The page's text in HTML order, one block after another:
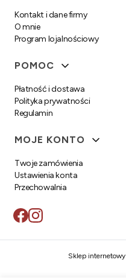
Kontakt i dane firmy
O mnie
Program lojalnościowy
POMOC
Płatność i dostawa
Polityka prywatności
Regulamin
MOJE KONTO
Twoje zamówienia
Ustawienia konta
Przechowalnia
Sklep internetowy